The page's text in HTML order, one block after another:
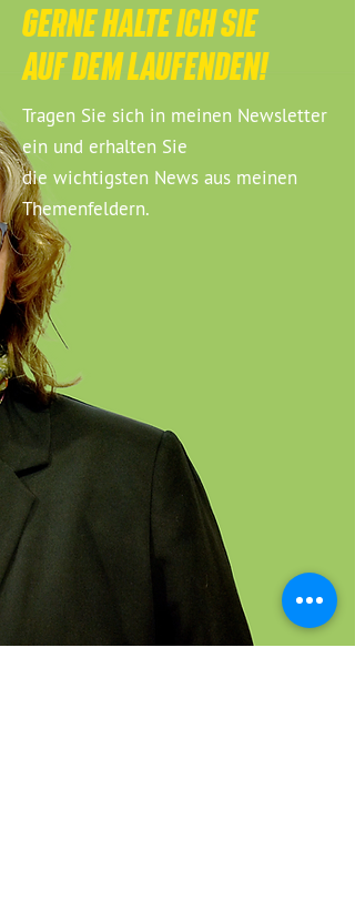
GERNE HALTE ICH SIE
AUF DEM LAUFENDEN!
Tragen Sie sich in meinen Newsletter
ein und erhalten Sie
die wichtigsten News aus meinen
Themenfeldern.